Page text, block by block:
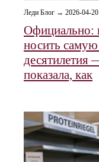
Леди Блог → 2026-04-20
Официально:
носить
десятилетия
показала, как